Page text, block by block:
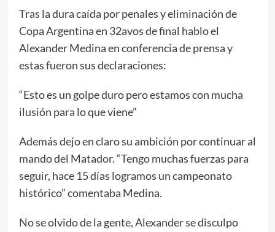
Tras la dura caída por penales y eliminación de
Copa Argentina en 32avos de final hablo el
Alexander Medina en conferencia de prensa y
estas fueron sus declaraciones:
“Esto es un golpe duro pero estamos con mucha
ilusión para lo que viene”
Además dejo en claro su ambición por continuar al
mando del Matador. “Tengo muchas fuerzas para
seguir, hace 15 días logramos un campeonato
histórico” comentaba Medina.
No se olvido de la gente, Alexander se disculpo